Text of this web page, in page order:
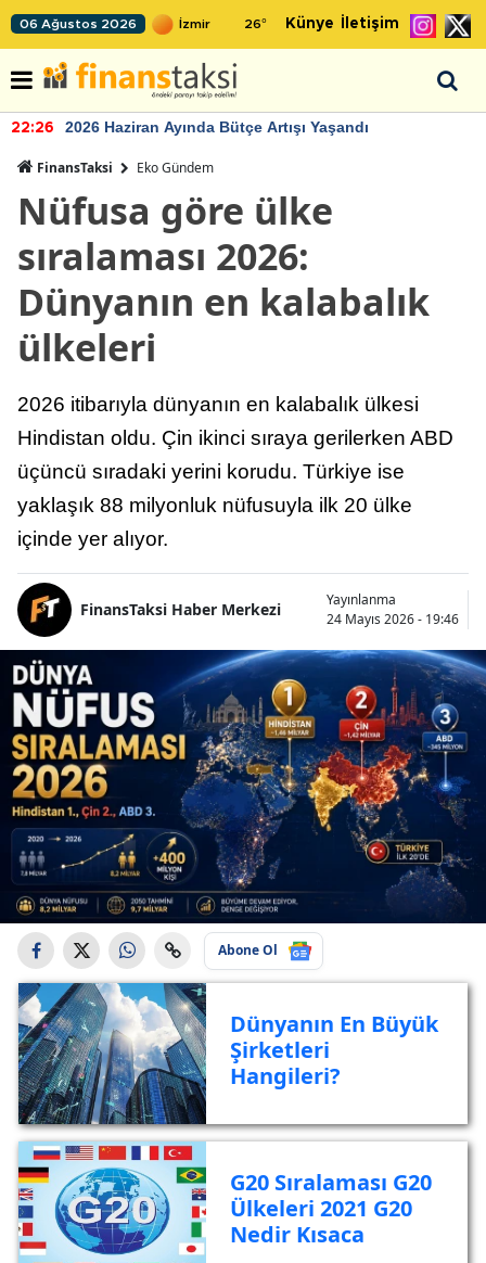
06 Ağustos 2026 26° Künye İletişim
22:24 TCMB'nin rezervlerinde artan momentum devam ediyor
FinansTaksi Eko Gündem
Nüfusa göre ülke
sıralaması 2026:
Dünyanın en kalabalık
ülkeleri
2026 itibarıyla dünyanın en kalabalık ülkesi
Hindistan oldu. Çin ikinci sıraya gerilerken ABD
üçüncü sıradaki yerini korudu. Türkiye ise
yaklaşık 88 milyonluk nüfusuyla ilk 20 ülke
içinde yer alıyor.
FinansTaksi Haber Merkezi
Yayınlanma
24 Mayıs 2026 - 19:46
Abone Ol
Dünyanın En Büyük
Şirketleri
Hangileri?
G20 Sıralaması G20
Ülkeleri 2021 G20
Nedir Kısaca